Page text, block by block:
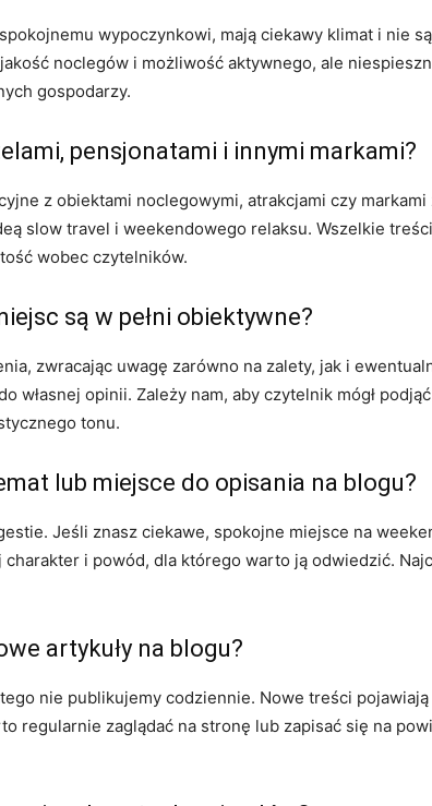
wypoczynkowi, mają ciekawy klimat i nie
noclegów i możliwość aktywnego, ale
gospodarzy.
pensjonatami i innymi markami?
z obiektami noclegowymi, atrakcjami czy
slow travel i weekendowego relaksu. Wszelkie
wobec czytelników.
są w pełni obiektywne?
zwracając uwagę zarówno na zalety, jak i
własnej opinii. Zależy nam, aby czytelnik mógł
tonu.
lub miejsce do opisania na blogu?
Jeśli znasz ciekawe, spokojne miejsce na
i powód, dla którego warto ją odwiedzić.
artykuły na blogu?
nie publikujemy codziennie. Nowe treści
regularnie zaglądać na stronę lub zapisać się na